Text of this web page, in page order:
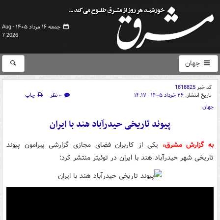
جمعه ۱۶ مرداد ۱۴۰۵ -
Aug
7 2026
جهان
کد خبر1818825
تاریخ انتشار: ۲۶ خرداد ۱۴۰۵ - ۱۴:۱۷ ۰ نظر
چاپ
جهان
پیوند تاریخی حیدرآباد هند با ایران
به گزارش مشرق، یکی از کاربران فضای مجازی گزارشی پیرامون پیوند
تاریخی شهر حیدرآباد هند با ایران در توئیتر منتشر کرد: